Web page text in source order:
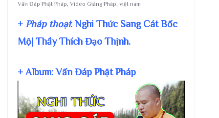
Vấn Đáp Phật Pháp, Video Giảng Pháp, việt nam
+ Pháp thoại: Nghi Thức Sang Cát Bốc
Mộ| Thầy Thích Đạo Thịnh.
+ Album: Vấn Đáp Phật Pháp